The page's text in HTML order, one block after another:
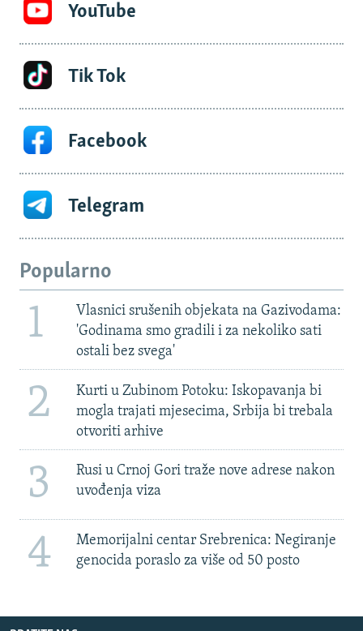
YouTube
Tik Tok
Facebook
Telegram
Popularno
1
Vlasnici srušenih objekata na Gazivodama:
'Godinama smo gradili i za nekoliko sati
ostali bez svega'
2
Kurti u Zubinom Potoku: Iskopavanja bi
mogla trajati mjesecima, Srbija bi trebala
otvoriti arhive
3
Rusi u Crnoj Gori traže nove adrese nakon
uvođenja viza
4
Memorijalni centar Srebrenica: Negiranje
genocida poraslo za više od 50 posto